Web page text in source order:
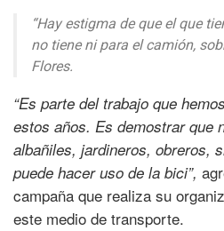
“Hay estigma de que el que
no tiene ni para el camión,
Flores.
“Es parte del trabajo que
estos años. Es demostrar que
albañiles, jardineros, obreros,
puede hacer uso de la bici”,
campaña que realiza su
este medio de transporte.